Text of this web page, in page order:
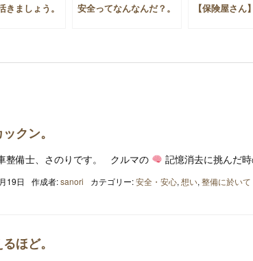
きましょう。 安全ってなんなんだ？。 【保険屋さん
クン。
整備士、さのりです。 クルマの 記憶消去に挑んだ
19日 作成者:sanori カテゴリー:安全・安心, 想い, 整備に於いて
ほど。